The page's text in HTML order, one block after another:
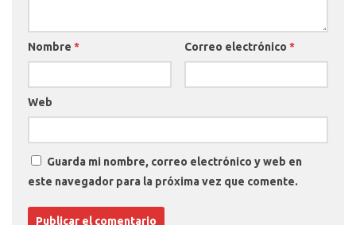
Nombre * Correo electrónico *
Web
Guarda mi nombre, correo electrónico y web en
este navegador para la próxima vez que comente.